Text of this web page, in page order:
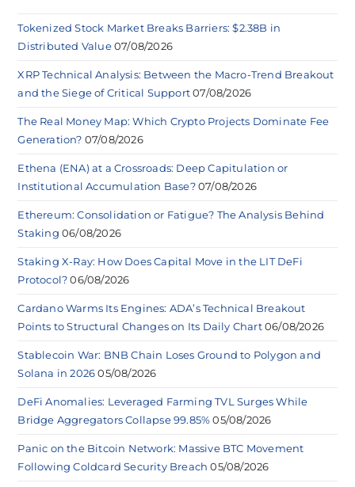
Tokenized Stock Market Breaks Barriers: $2.38B in
Distributed Value 07/08/2026
XRP Technical Analysis: Between the Macro-Trend Breakout
and the Siege of Critical Support 07/08/2026
The Real Money Map: Which Crypto Projects Dominate Fee
Generation? 07/08/2026
Ethena (ENA) at a Crossroads: Deep Capitulation or
Institutional Accumulation Base? 07/08/2026
Ethereum: Consolidation or Fatigue? The Analysis Behind
Staking 06/08/2026
Staking X-Ray: How Does Capital Move in the LIT DeFi
Protocol? 06/08/2026
Cardano Warms Its Engines: ADA’s Technical Breakout
Points to Structural Changes on Its Daily Chart 06/08/2026
Stablecoin War: BNB Chain Loses Ground to Polygon and
Solana in 2026 05/08/2026
DeFi Anomalies: Leveraged Farming TVL Surges While
Bridge Aggregators Collapse 99.85% 05/08/2026
Panic on the Bitcoin Network: Massive BTC Movement
Following Coldcard Security Breach 05/08/2026